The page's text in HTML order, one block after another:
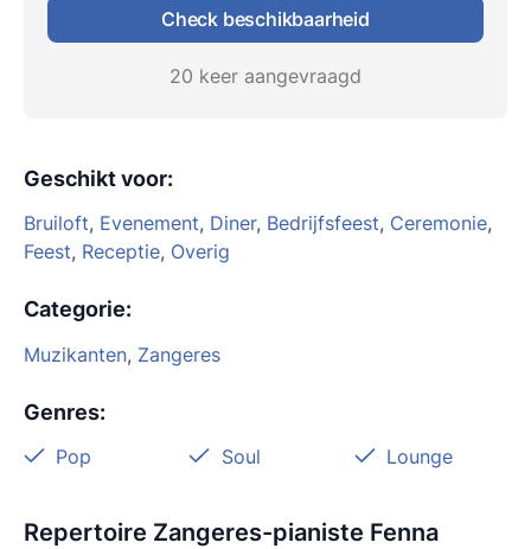
Check beschikbaarheid
20 keer aangevraagd
Geschikt voor:
Bruiloft, Evenement, Diner, Bedrijfsfeest, Ceremonie,
Feest, Receptie, Overig
Categorie:
Muzikanten, Zangeres
Genres:
Pop Soul Lounge
Repertoire Zangeres-pianiste Fenna